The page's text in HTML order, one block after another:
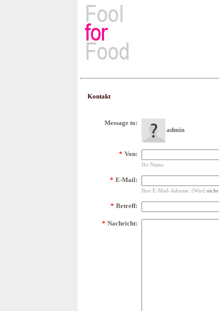
Kontakt
Message to:
admin
* Von:
Ihr Name.
* E-Mail:
Ihre E-Mail-Adresse. (Wird nicht
* Betreff:
* Nachricht: